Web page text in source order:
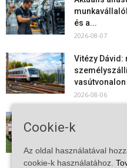
és a...
2026-08-07
Vitézy
vasútvonalon
2026-08-06
Megkezdte
együtt maradt
Cookie-k
Az oldal használatával
cookie-k használatához.